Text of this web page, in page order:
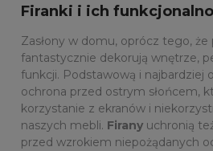
Firanki i ich
Zasłony w domu, oprócz tego, że
fantastycznie dekorują wnętrze,
funkcji. Podstawową i najbardziej
ochrona przed ostrym słońcem,
korzystanie z ekranów i
naszych mebli. Firany uchronią
przed wzrokiem niepożądanych